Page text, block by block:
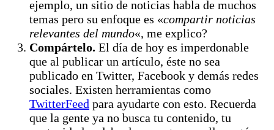
ejemplo, un sitio de noticias habla de muchos
temas pero su enfoque es «compartir noticias
relevantes del mundo«, me explico?
Compártelo. El día de hoy es imperdonable
que al publicar un artículo, éste no sea
publicado en Twitter, Facebook y demás redes
sociales. Existen herramientas como
TwitterFeed para ayudarte con esto. Recuerda
que la gente ya no busca tu contenido, tu